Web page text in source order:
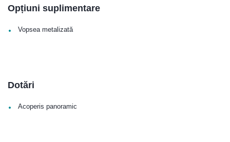
Opțiuni suplimentare
• Vopsea metalizată
Dotări
• Acoperis panoramic